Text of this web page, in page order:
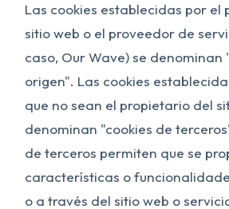
Las cookies establecidas por el
sitio web o el proveedor de
caso, Our Wave) se denominan
origen". Las cookies
que no sean el propietario del
denominan "cookies de
de terceros permiten que se
características o
o a través del sitio web o